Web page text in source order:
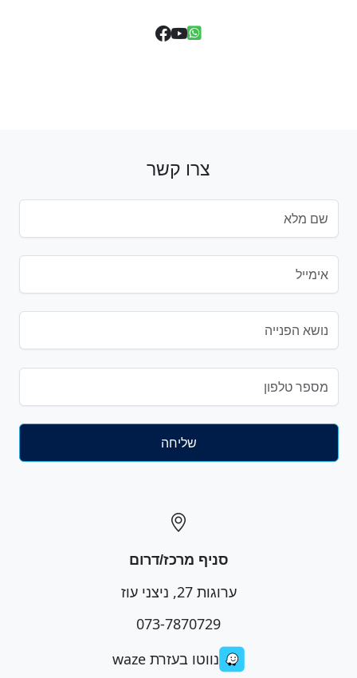
סניף מרכז/דרום
ערוגות 27, ניצני עוז
073-7870729
נווטו בעזרת waze
צרו קשר